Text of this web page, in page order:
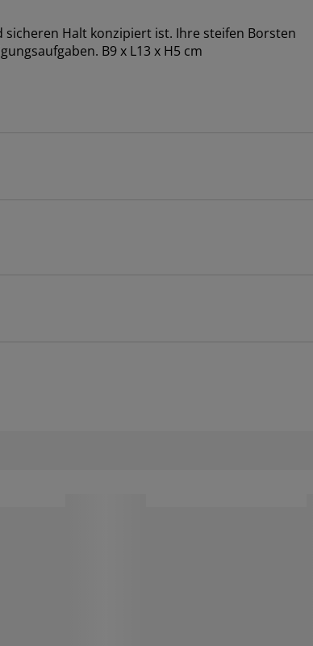
Halt konzipiert ist. Ihre steifen Borsten
B9 x L13 x H5 cm